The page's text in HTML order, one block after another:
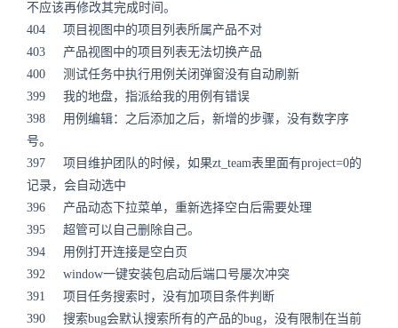
不应该再修改其完成时间。
404 项目视图中的项目列表所属产品不对
403 产品视图中的项目列表无法切换产品
400 测试任务中执行用例关闭弹窗没有自动刷新
399 我的地盘，指派给我的用例有错误
398 用例编辑：之后添加之后，新增的步骤，没有数字序
号。
397 项目维护团队的时候，如果zt_team表里面有project=0的
记录，会自动选中
396 产品动态下拉菜单，重新选择空白后需要处理
395 超管可以自己删除自己。
394 用例打开连接是空白页
392 window一键安装包启动后端口号屡次冲突
391 项目任务搜索时，没有加项目条件判断
390 搜索bug会默认搜索所有的产品的bug，没有限制在当前